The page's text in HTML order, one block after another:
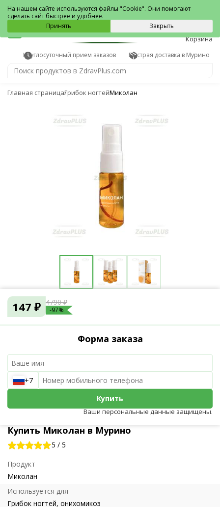
Мурино
0
Корзина
Круглосуточный прием заказов Быстрая доставка в Мурино
Главная страницаГрибок ногтейМиколан
Купить Миколан в Мурино
5 / 5
Продукт
Миколан
Используется для
Грибок ногтей, онихомикоз
147 ₽ 4790 ₽
-97%
Форма заказа
+7
Купить
Ваши персональные данные защищены.
На нашем сайте используются файлы "Cookie". Они помогают
сделать сайт быстрее и удобнее.
Принять
Закрыть